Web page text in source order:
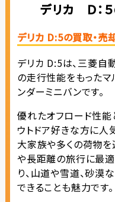
デリカ Ｄ：
デリカ D:5の買取・売
デリカ D:5は、三菱自
の走行性能をもった
ンダーミニバンです。
優れたオフロード性能
ウトドア好きな方に人
大家族や多くの荷物を
や長距離の旅行に最
り、山道や雪道、砂
できることも魅力です。